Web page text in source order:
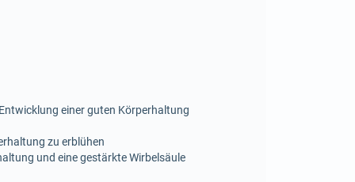
einer guten Körperhaltung
zu erblühen
und eine gestärkte Wirbelsäule